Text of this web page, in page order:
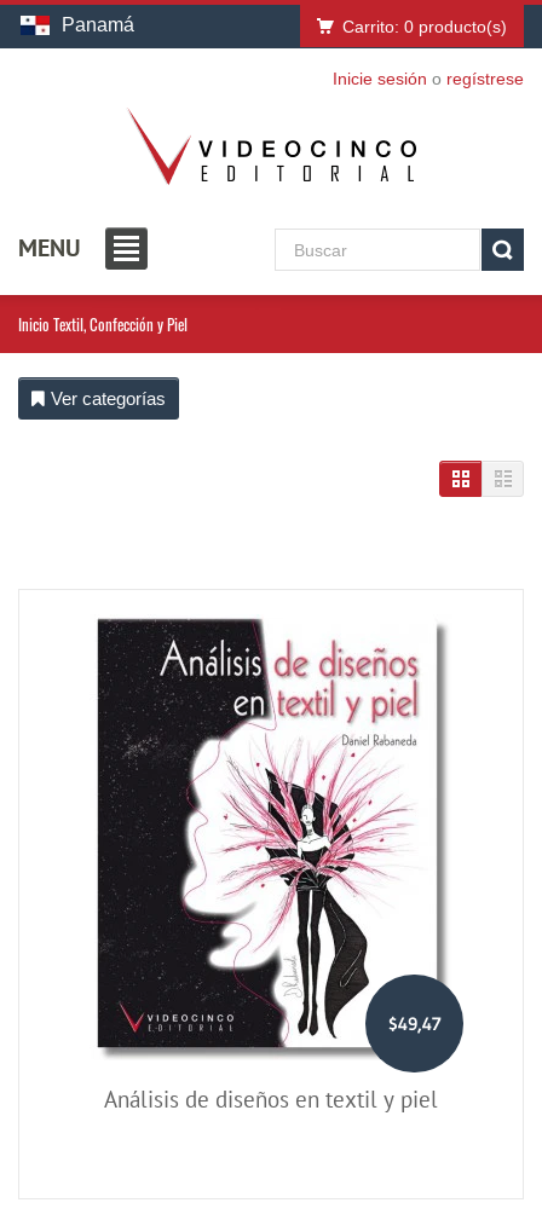
Panamá Carrito: 0 producto(s)
Inicie sesión o regístrese
MENU
Inicio Textil, Confección y Piel
Ver categorías
$49,47
Análisis de diseños en textil y piel